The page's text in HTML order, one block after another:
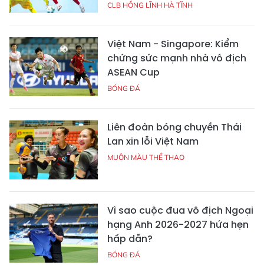
CLB HỒNG LĨNH HÀ TĨNH
Việt Nam - Singapore: Kiểm
chứng sức mạnh nhà vô địch
ASEAN Cup
BÓNG ĐÁ
Liên đoàn bóng chuyền Thái
Lan xin lỗi Việt Nam
MUÔN MÀU THỂ THAO
Vì sao cuộc đua vô địch Ngoại
hạng Anh 2026-2027 hứa hẹn
hấp dẫn?
BÓNG ĐÁ